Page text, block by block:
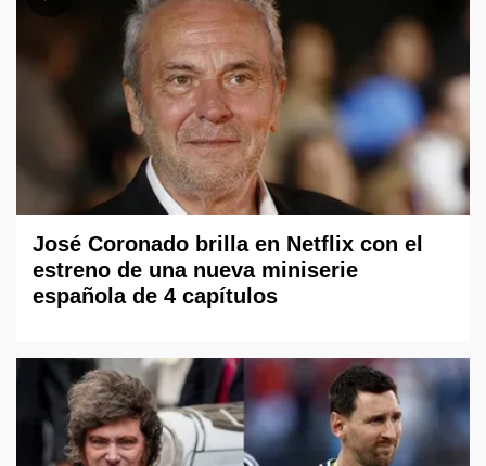
José Coronado brilla en Netflix con el
estreno de una nueva miniserie
española de 4 capítulos